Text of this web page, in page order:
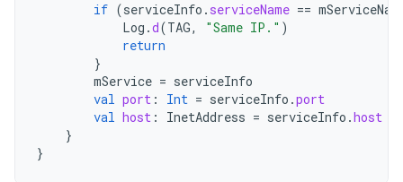
if (serviceInfo . serviceName ==
Log .d(TAG, "Same IP." )
return
}
mService = serviceInfo
val port : Int = serviceInfo .port
val host : InetAddress = serviceInfo .host
}
}